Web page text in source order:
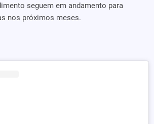
seguem em andamento para
nos próximos meses.